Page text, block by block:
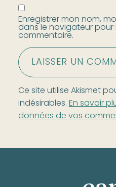
Enregistrer mon nom,
dans le navigateur
commentaire.
Ce site utilise Akismet
indésirables.En savoir
données de vos